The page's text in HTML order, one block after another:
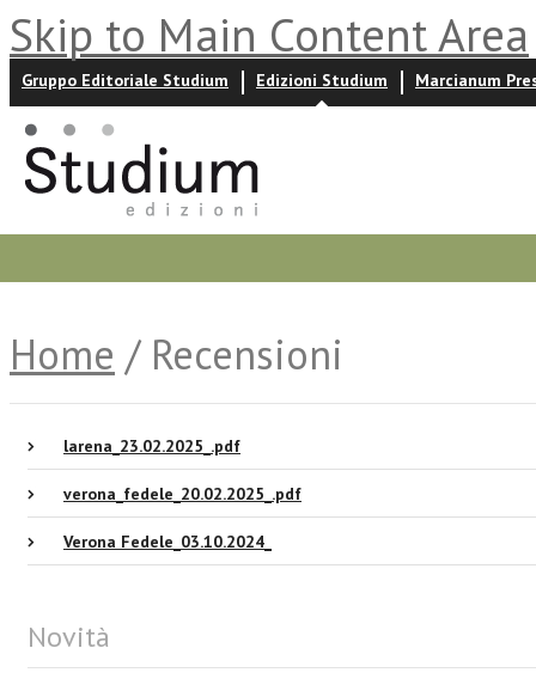
Skip to Main Content Area
Gruppo Editoriale Studium Edizioni Studium Marcianum
Home / Recensioni
larena_23.02.2025_.pdf
verona_fedele_20.02.2025_.pdf
Verona Fedele_03.10.2024_
Novità